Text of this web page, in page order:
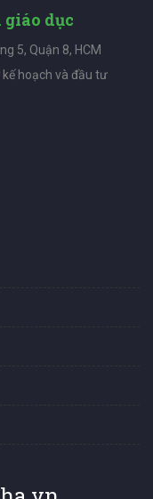
dục
5, Quận 8, HCM
kế hoạch và đầu tư